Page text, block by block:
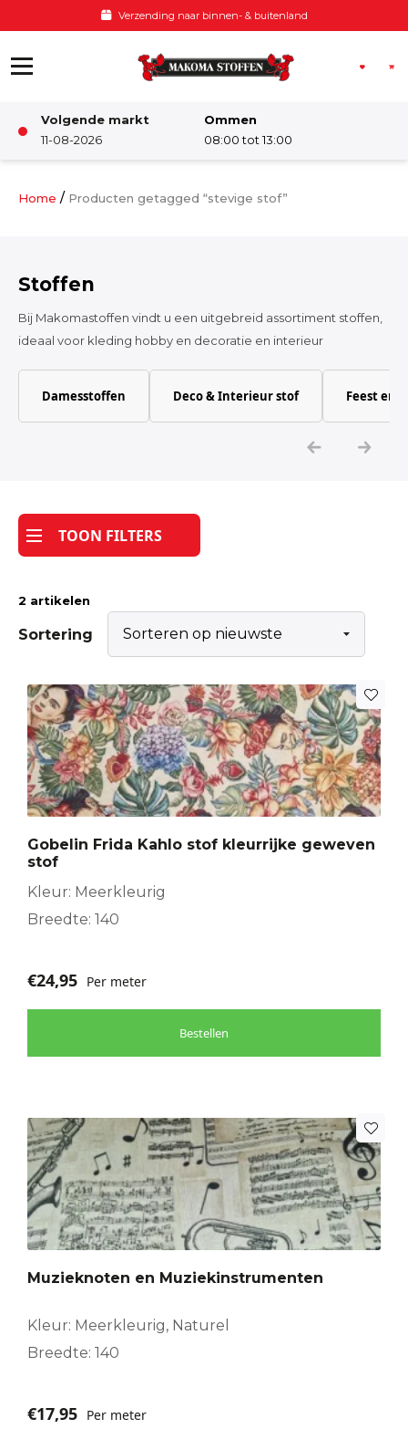
Voor 12:00 besteld, zelfde dag verzonden
Volgende markt
11-08-2026
Ommen
08:00 tot 13:00
Damesstoffen
Katoen
Tijdpakker stof
Home / Producten getagged “stevige stof”
Stoffen
Bij Makomastoffen vindt u een uitgebreid assortiment stoffen,
ideaal voor kleding hobby en decoratie en interieur
Damesstoffen Deco & Interieur stof Feest en
TOON FILTERS
2 artikelen
Sortering
Gobelin Frida Kahlo stof kleurrijke geweven
stof
Kleur: Meerkleurig
Breedte: 140
€24,95 Per meter
Bestellen
Muzieknoten en Muziekinstrumenten
Kleur: Meerkleurig, Naturel
Breedte: 140
€17,95 Per meter